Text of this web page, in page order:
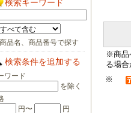
※商品
る場
※